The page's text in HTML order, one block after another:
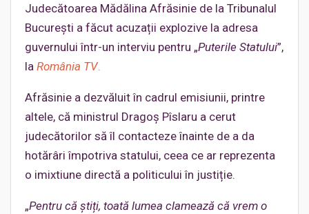
Judecătoarea Mădălina Afrăsinie de la Tribunalul
București a făcut acuzații explozive la adresa
guvernului într-un interviu pentru „Puterile Statului”,
la România TV.
Afrăsinie a dezvăluit în cadrul emisiunii, printre
altele, că ministrul Dragoș Pîslaru a cerut
judecătorilor să îl contacteze înainte de a da
hotărâri împotriva statului, ceea ce ar reprezenta
o imixtiune directă a politicului în justiție.
„Pentru că știți, toată lumea clamează că vrem o